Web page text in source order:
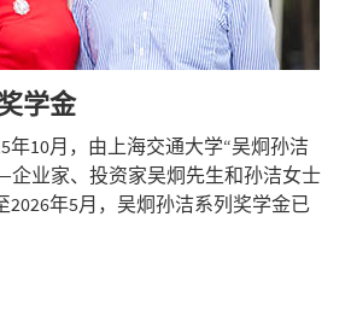
学金
年10月，由上海交通大学“吴炯孙洁
企业家、投资家吴炯先生和孙洁女士
2026年5月，吴炯孙洁系列奖学金已